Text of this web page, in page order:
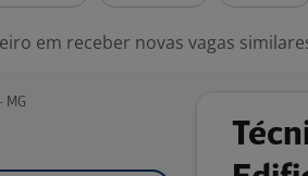
em receber novas vagas
MG